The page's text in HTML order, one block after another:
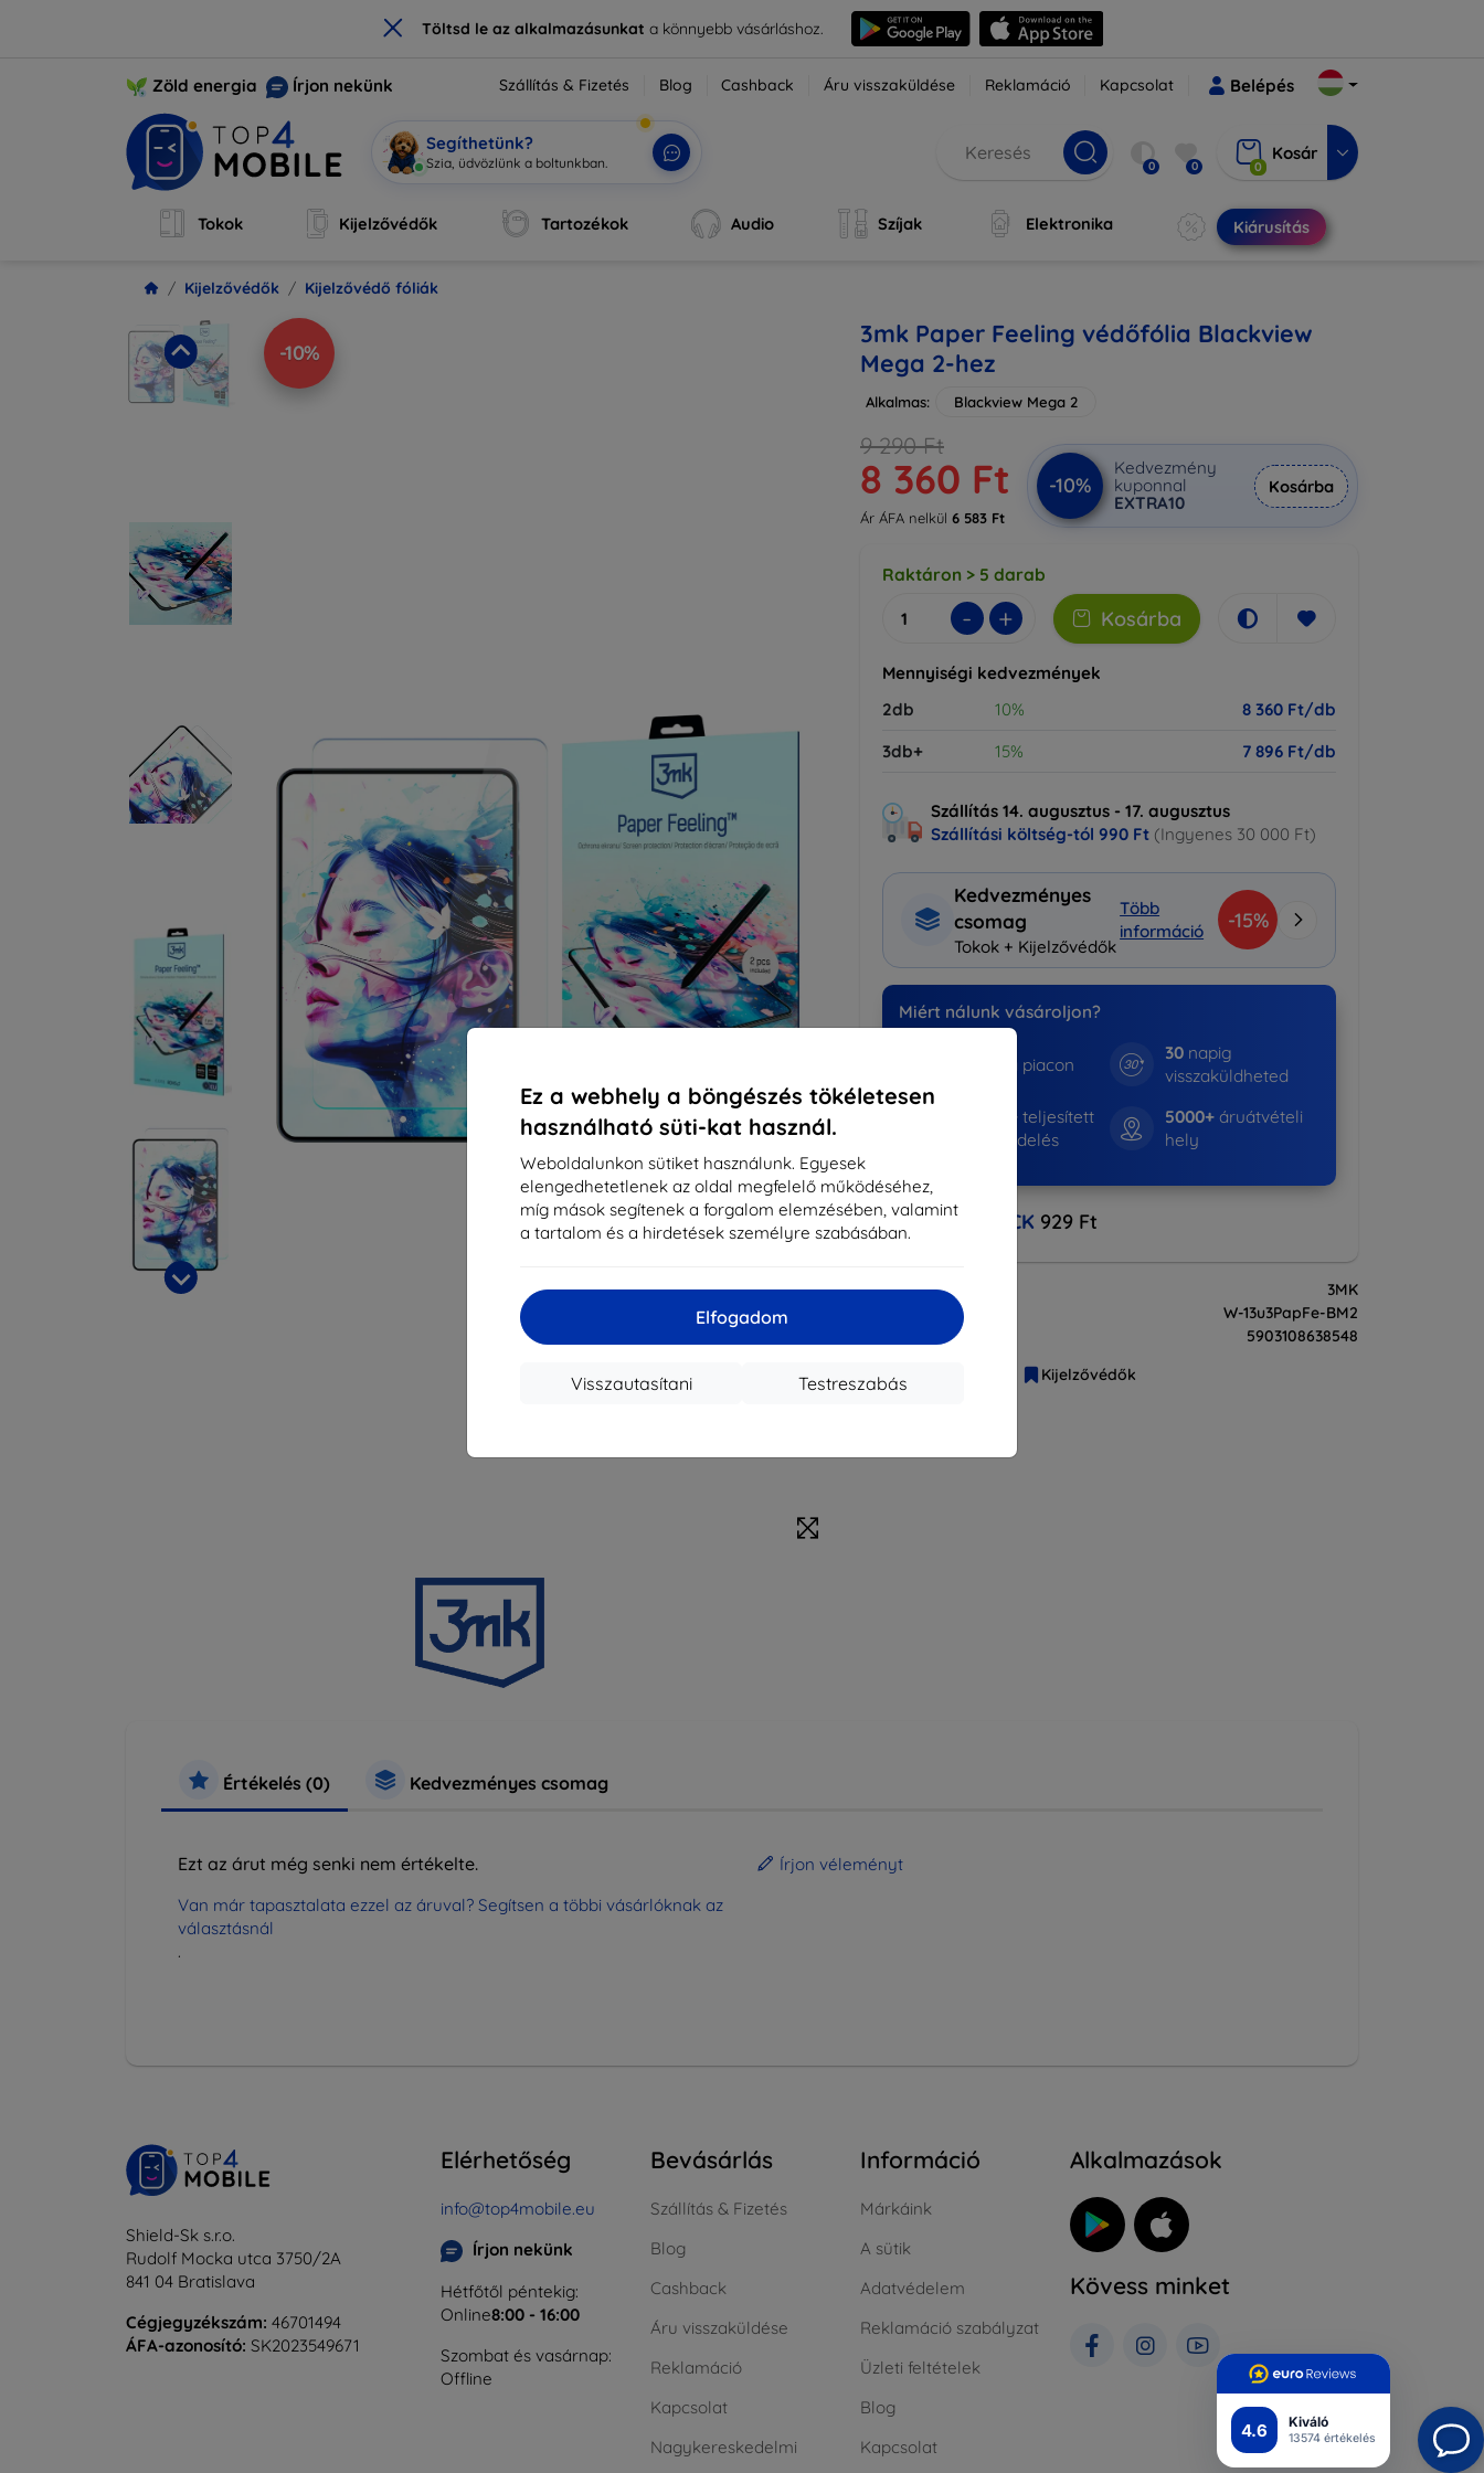
× Töltsd le az alkalmazásunkata könnyebb vásárláshoz.
4.6 Kiváló
13574 értékelés
Ez a webhely a böngészés tökéletesen
használható süti-kat használ.
Weboldalunkon sütiket használunk. Egyesek
elengedhetetlenek az oldal megfelelő működéséhez,
míg mások segítenek a forgalom elemzésében, valamint
a tartalom és a hirdetések személyre szabásában.
Elfogadom
Testreszabás
Visszautasítani
Zöld energia Írjon nekünk Szállítás & Fizetés Blog Cashback Áru visszaküldése Reklamáció Kapcsolat Belépés
Segíthetünk?
M| 0 0 0
Kosár
Tokok Kijelzővédők Tartozékok Audio Szíjak Elektronika Kiárusítás
Kijelzővédők Kijelzővédő fóliák
-10%
3mk Paper Feeling védőfólia Blackview
Mega 2-hez
Alkalmas: Blackview Mega 2
9 290 Ft
8 360 Ft
Ár ÁFA nelkül 6 583 Ft
-10%
Kedvezmény
kuponnal
EXTRA10
Kosárba
Raktáron > 5 darab
- + Kosárba
Mennyiségi kedvezmények
2db
10%
8 360 Ft/db
3db+
15% 7 896 Ft/db
Szállítás 14. augusztus - 17. augusztus
Szállítási költség-tól 990 Ft (Ingyenes 30 000 Ft)
Kedvezményes
csomag
Tokok + Kijelzővédők
Több
információ
-15%
Miért nálunk vásároljon?
éve a piacon
30napig
visszaküldheted
819530+teljesített
megrendelés
5000+áruátvételi
hely
CASHBACK 929 Ft
Márka
3MK
Gyártói cikkszám
W-13u3PapFe-BM2
5903108638548
Kijelzővédő fóliák
Kijelzővédők
Értékelés (0) Kedvezményes csomag
Ezt az árut még senki nem értékelte.
Van már tapasztalata ezzel az áruval? Segítsen a többi vásárlóknak az
választásnál
.
Írjon véleményt
Shield-Sk s.r.o.
Rudolf Mocka utca 3750/2A
841 04 Bratislava
Cégjegyzékszám: 46701494
ÁFA-azonosító: SK2023549671
Elérhetőség
info@top4mobile.eu
Írjon nekünk
Hétfőtől péntekig:
Online8:00 - 16:00
Szombat és vasárnap:
Offline
Bevásárlás
Szállítás & Fizetés
Blog
Cashback
Áru visszaküldése
Reklamáció
Kapcsolat
Nagykereskedelmi
Információ
Márkáink
A sütik
Adatvédelem
Reklamáció szabályzat
Üzleti feltételek
Blog
Kapcsolat
Alkalmazások
Kövess minket